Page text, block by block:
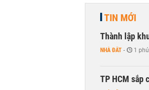
TIN MỚI
Thành lập
NHÀ ĐẤT - 1
TP HCM sắp